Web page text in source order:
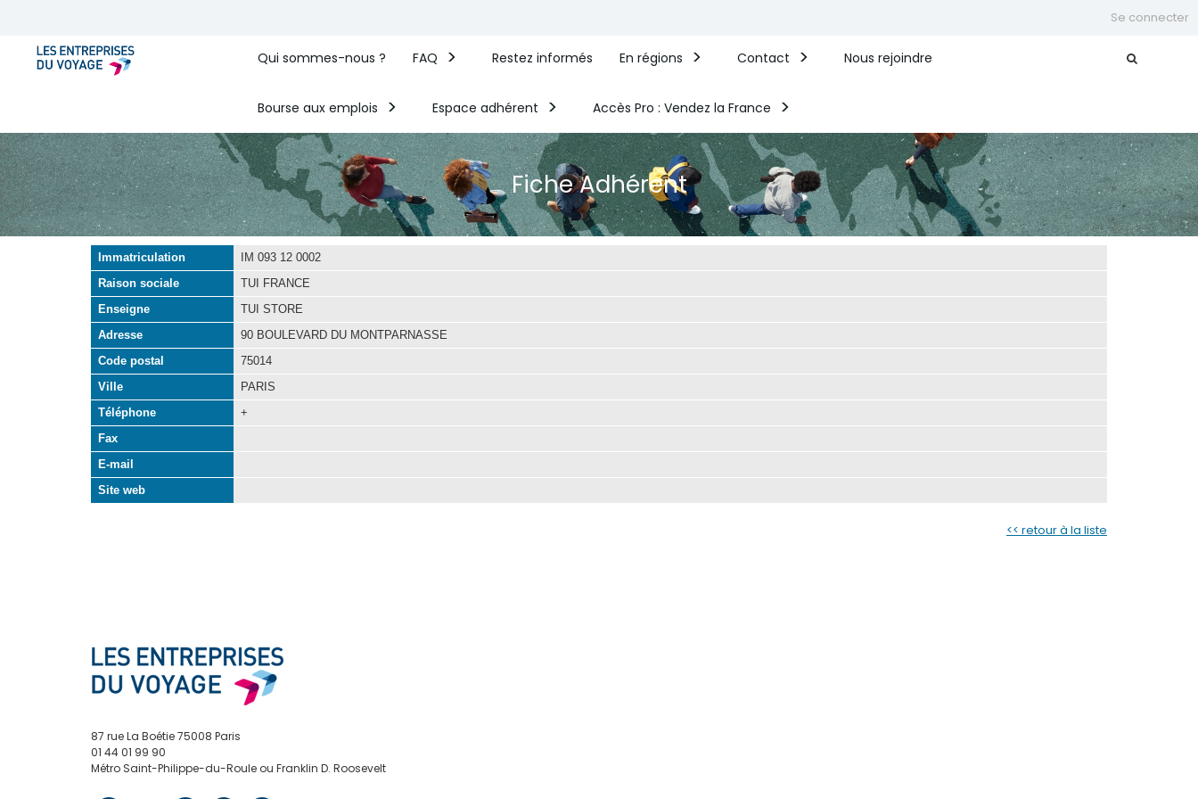
Se connecter
Qui sommes-nous ? FAQ Restez informés En régions Contact Nous rejoindre
Bourse aux emplois Espace adhérent Accès Pro : Vendez la France​
Fiche Adhérent
Immatriculation
IM 093 12 0002
Raison sociale
TUI FRANCE
Enseigne
TUI STORE
Adresse
90 BOULEVARD DU MONTPARNASSE
Code postal
75014
Ville
PARIS
Téléphone
+
Fax
E-mail
Site web
<< retour à la liste
87 rue La Boétie 75008 Paris
01 44 01 99 90
Métro Saint-Philippe-du-Roule ou Franklin D. Roosevelt